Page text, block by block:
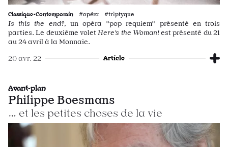
Classique•Contemporain #opéra #triptyque
Is this the end?, un opéra "pop requiem" présenté en trois
parties. Le deuxième volet Here’s the Woman!est présenté du 21
au 24 avril à la Monnaie.
20 avr. 22 Article
Avant-plan
Philippe Boesmans
… et les petites choses de la vie